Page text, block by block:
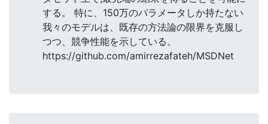
する。 特に、150万のパラメータしか持たない
我々のモデルは、既存の方法論の限界を克服し
つつ、競争性能を示している。
https://github.com/amirrezafateh/MSDNet